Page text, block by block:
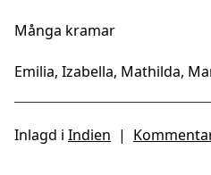
Många kramar
Emilia, Izabella, Mathilda,
Inlagd i Indien |